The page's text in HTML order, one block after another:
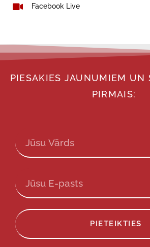
Facebook Live
PIESAKIES JAUNUMIEM UN
PIRMAIS:
PIETEIKTIES